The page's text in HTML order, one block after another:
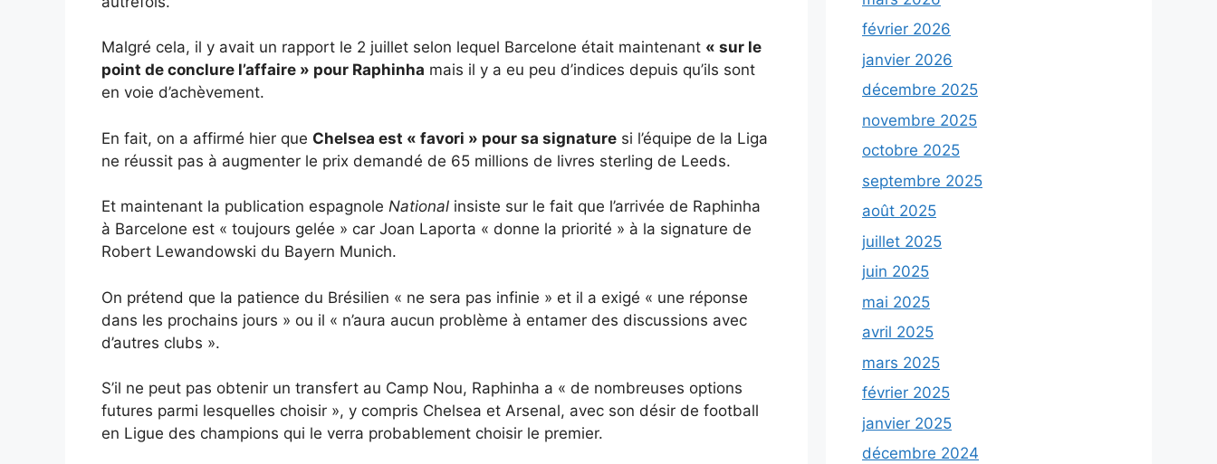
Malgré cela, il y avait un rapport le 2 juillet selon lequel Barcelone était maintenant « sur le
point de conclure l’affaire » pour Raphinha mais il y a eu peu d’indices depuis qu’ils sont
en voie d’achèvement.
En fait, on a affirmé hier que Chelsea est « favori » pour sa signature si l’équipe de la Liga
ne réussit pas à augmenter le prix demandé de 65 millions de livres sterling de Leeds.
Et maintenant la publication espagnole National insiste sur le fait que l’arrivée de Raphinha
à Barcelone est « toujours gelée » car Joan Laporta « donne la priorité » à la signature de
Robert Lewandowski du Bayern Munich.
On prétend que la patience du Brésilien « ne sera pas infinie » et il a exigé « une réponse
dans les prochains jours » ou il « n’aura aucun problème à entamer des discussions avec
d’autres clubs ».
S’il ne peut pas obtenir un transfert au Camp Nou, Raphinha a « de nombreuses options
futures parmi lesquelles choisir », y compris Chelsea et Arsenal, avec son désir de football
en Ligue des champions qui le verra probablement choisir le premier.
février 2026
janvier 2026
décembre 2025
novembre 2025
octobre 2025
septembre 2025
août 2025
juillet 2025
juin 2025
mai 2025
avril 2025
mars 2025
février 2025
janvier 2025
décembre 2024